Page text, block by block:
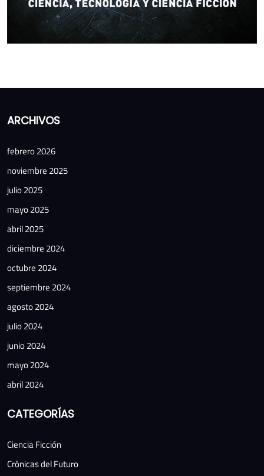
ARCHIVOS
febrero 2026
noviembre 2025
julio 2025
mayo 2025
abril 2025
diciembre 2024
octubre 2024
septiembre 2024
agosto 2024
julio 2024
junio 2024
mayo 2024
abril 2024
CATEGORÍAS
Ciencia Ficción
Crónicas del Futuro